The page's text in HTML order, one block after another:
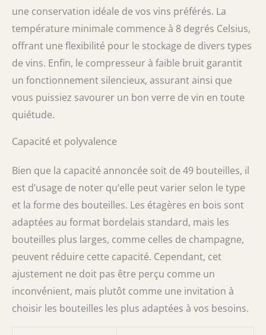
une conservation idéale de vos vins préférés. La
température minimale commence à 8 degrés Celsius,
offrant une flexibilité pour le stockage de divers types
de vins. Enfin, le compresseur à faible bruit garantit
un fonctionnement silencieux, assurant ainsi que
vous puissiez savourer un bon verre de vin en toute
quiétude.
Capacité et polyvalence
Bien que la capacité annoncée soit de 49 bouteilles, il
est d’usage de noter qu’elle peut varier selon le type
et la forme des bouteilles. Les étagères en bois sont
adaptées au format bordelais standard, mais les
bouteilles plus larges, comme celles de champagne,
peuvent réduire cette capacité. Cependant, cet
ajustement ne doit pas être perçu comme un
inconvénient, mais plutôt comme une invitation à
choisir les bouteilles les plus adaptées à vos besoins.